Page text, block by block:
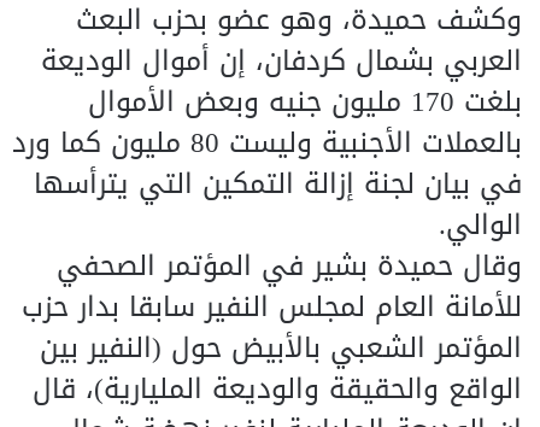
وكشف حميدة، وهو عضو بحزب البعث
العربي بشمال كردفان، إن أموال الوديعة
بلغت 170 مليون جنيه وبعض الأموال
بالعملات الأجنبية وليست 80 مليون كما ورد
في بيان لجنة إزالة التمكين التي يترأسها
الوالي.
وقال حميدة بشير في المؤتمر الصحفي
للأمانة العام لمجلس النفير سابقا بدار حزب
المؤتمر الشعبي بالأبيض حول (النفير بين
الواقع والحقيقة والوديعة المليارية)، قال